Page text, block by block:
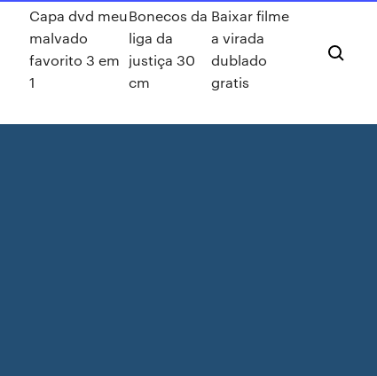
Capa dvd meu
malvado
favorito 3 em
1
Bonecos da
liga da
justiça 30
cm
Baixar filme
a virada
dublado
gratis